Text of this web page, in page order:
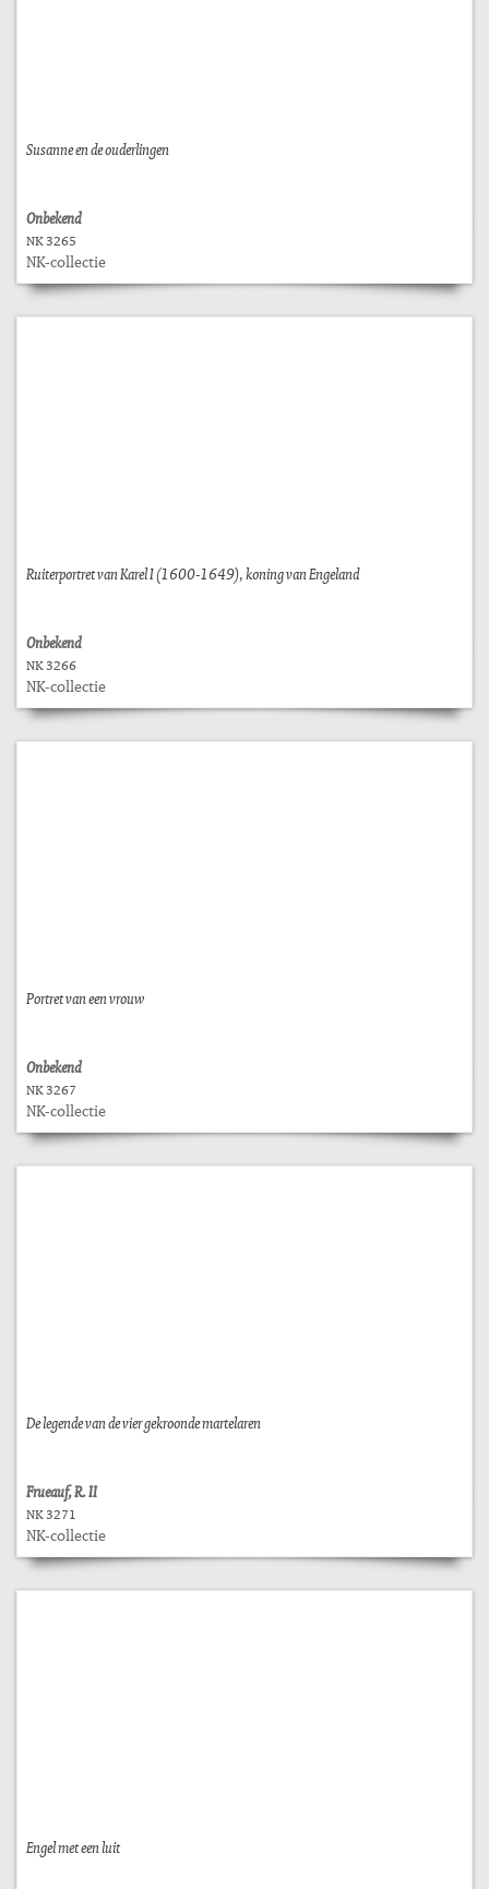
Susanne en de ouderlingen
Onbekend
NK 3265
NK-collectie
Ruiterportret van Karel I (1600-1649), koning van Engeland
Onbekend
NK 3266
NK-collectie
Portret van een vrouw
Onbekend
NK 3267
NK-collectie
De legende van de vier gekroonde martelaren
Frueauf, R. II
NK 3271
NK-collectie
Engel met een luit